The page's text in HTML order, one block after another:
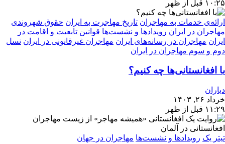
۱۰:۲۵ قبل از ظهر
ارائه‌ی خدمات به مهاجران تاریخ مهاجرت به ایران حقوق شهروندی
مهاجران در ایران رویدادها و نشست‌ها قوانین تابعیت و اقامت در
ایران مهاجران در رسانه‌های ایران مهاجران غیرقانونی در ایران نسل
دوم و سوم مهاجران در ایران
با افغانستانی‌ها چه کنیم؟
دیاران
خرداد ۲۶, ۱۴۰۳
۱۱:۲۹ قبل از ظهر
تیتر یک رویدادها و نشست‌ها مهاجران در جهان